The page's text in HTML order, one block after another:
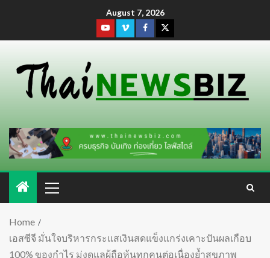
August 7, 2026
Home
เอสซีจี มั่นใจบริหารกระแสเงินสดแข็งแกร่งเคาะปันผลเกือบ
100% ของกำไร มุ่งดูแลผู้ถือหุ้นทุกคนต่อเนื่องย้ำสุขภาพ